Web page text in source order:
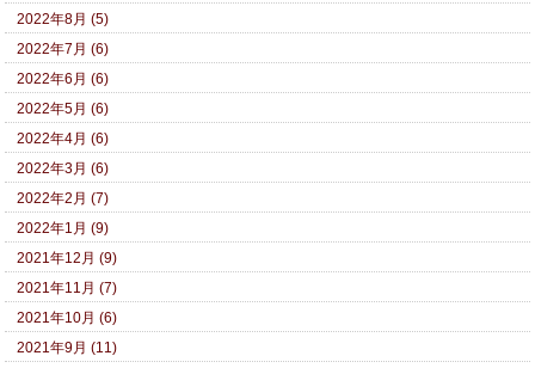
2022年8月 (5)
2022年7月 (6)
2022年6月 (6)
2022年5月 (6)
2022年4月 (6)
2022年3月 (6)
2022年2月 (7)
2022年1月 (9)
2021年12月 (9)
2021年11月 (7)
2021年10月 (6)
2021年9月 (11)